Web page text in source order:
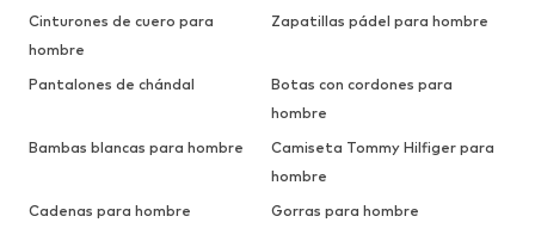
Cinturones de cuero para
hombre
Zapatillas pádel para hombre
Pantalones de chándal
Botas con cordones para
hombre
Bambas blancas para hombre
Camiseta Tommy Hilfiger para
hombre
Cadenas para hombre
Gorras para hombre